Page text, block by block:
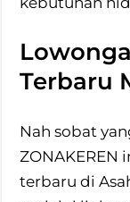
Terbaru
Nah sobat
terbaru di